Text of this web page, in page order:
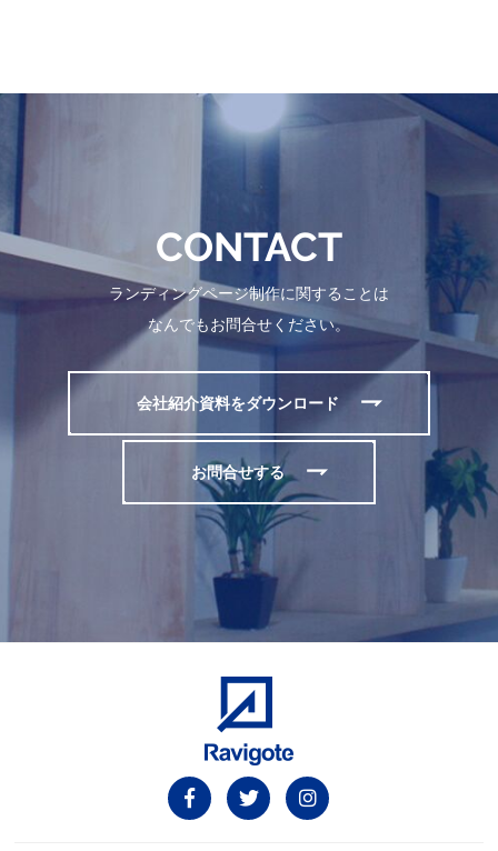
CONTACT
ランディングページ制作に関することは
なんでもお問合せください。
会社紹介資料をダウンロード
お問合せする